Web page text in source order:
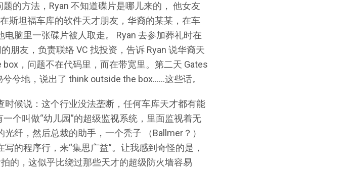
的方法，Ryan 不知道碟片是哪儿来的， 他女友
斯坦福车库的软件天才朋友，华裔的某某，在车
脑里一张碟片被人取走。 Ryan 去参加葬礼时在
朋友，负责联络 VC 找投资，告诉 Ryan 说华裔天
，问题不在代码里，而在带宽里。第二天 Gates
兮地，说出了 think outside the box……这些话。
时候说：这个行业没法垄断，任何车库天才都有能
个叫做“幼儿园”的超级监视系统，里面监视着无
纤，然后总裁的助手，一个秃子 （Ballmer？）
的程序行，来“集思广益”。让我感到奇怪的是，
的，这似乎比绕过那些天才的超级防火墙容易